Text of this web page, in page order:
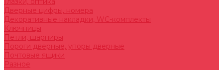
Дверные цифры, номера
Декоративные накладки, WC-комплекты
Ключницы
Петли, шарниры
Пороги дверные, упоры дверные
Почтовые ящики
Разное